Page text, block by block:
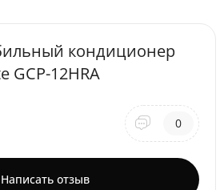
кондиционер
GCP-12HRA
0
Написать отзыв